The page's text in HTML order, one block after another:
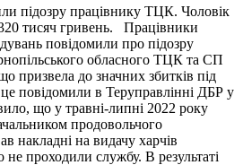
підозру працівнику ТЦК. Чоловік
320 тисяч гривень. Працівники
повідомили про підозру
обласного ТЦК та СП
призвела до значних збитків під
повідомили в Теруправлінні ДБР у
що у травні-липні 2022 року
продовольчого
накладні на видачу харчів
не проходили службу. В результаті